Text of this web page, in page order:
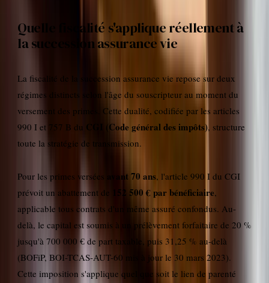
Quelle fiscalité s'applique réellement à
la succession assurance vie
La fiscalité de la succession assurance vie repose sur deux
régimes distincts selon l'âge du souscripteur au moment du
versement des primes. Cette dualité, codifiée par les articles
990 I et 757 B du CGI (Code général des impôts), structure
toute la stratégie de transmission.
Pour les primes versées avant 70 ans, l'article 990 I du CGI
prévoit un abattement de
152 500 € par bénéficiaire,
applicable tous contrats d'un même assuré confondus. Au-
delà, le capital est soumis à un prélèvement forfaitaire de 20 %
jusqu'à 700 000 € de part taxable, puis 31,25 % au-delà
(BOFiP, BOI-TCAS-AUT-60 mis à jour le 30 mars 2023).
Cette imposition s'applique quel que soit le lien de parenté